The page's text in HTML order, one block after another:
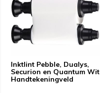
Inktlint Pebble, Dualys,
Securion en Quantum Wit
Handtekeningveld